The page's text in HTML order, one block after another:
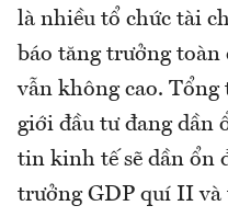
là nhiều tổ chức tài
báo tăng trưởng toàn
vẫn không cao.
giới đầu tư đang dần
tin kinh tế sẽ dần ổn
trưởng GDP quí II và